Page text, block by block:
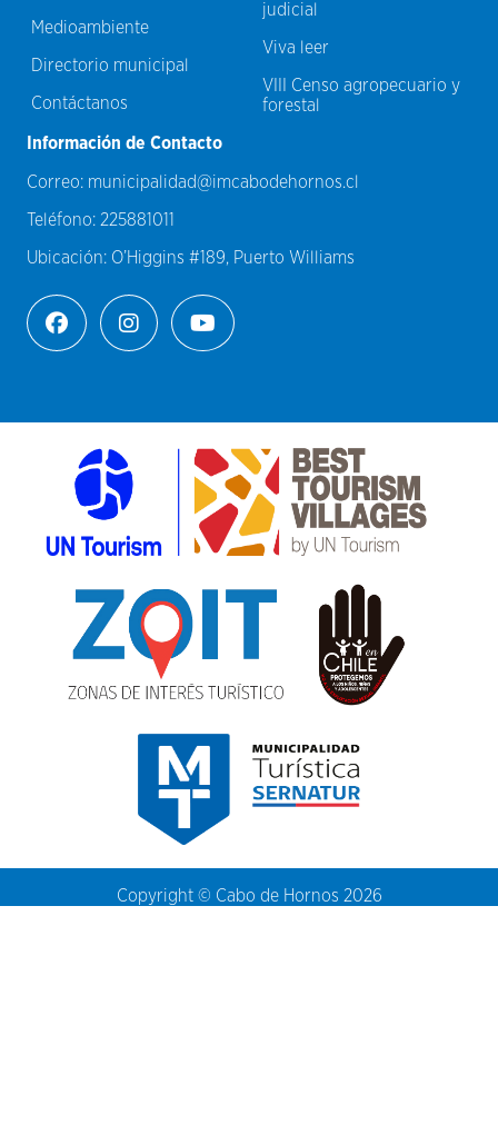
Medioambiente
Directorio municipal
Contáctanos
judicial
Viva leer
VIII Censo agropecuario y
forestal
Información de Contacto
Correo: municipalidad@imcabodehornos.cl
Teléfono: 225881011
Ubicación: O’Higgins #189, Puerto Williams
Copyright © Cabo de Hornos 2026